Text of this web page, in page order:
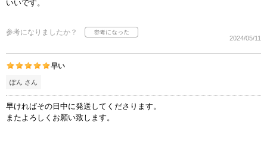
いいです。
参考になりましたか？
2024/05/11
早い
ぽん さん
早ければその日中に発送してくださります。
またよろしくお願い致します。